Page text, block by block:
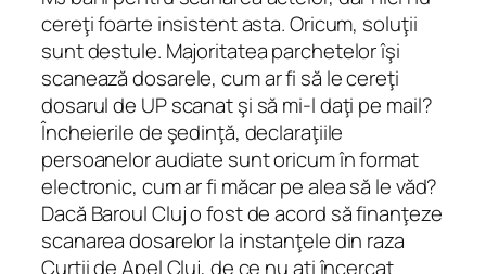
cereţi foarte insistent asta. Oricum, soluţii
sunt destule. Majoritatea parchetelor îşi
scanează dosarele, cum ar fi să le cereţi
dosarul de UP scanat şi să mi-l daţi pe mail?
Încheierile de şedinţă, declaraţiile
persoanelor audiate sunt oricum în format
electronic, cum ar fi măcar pe alea să le văd?
Dacă Baroul Cluj o fost de acord să finanţeze
scanarea dosarelor la instanţele din raza
Curţii de Apel Cluj, de ce nu aţi încercat